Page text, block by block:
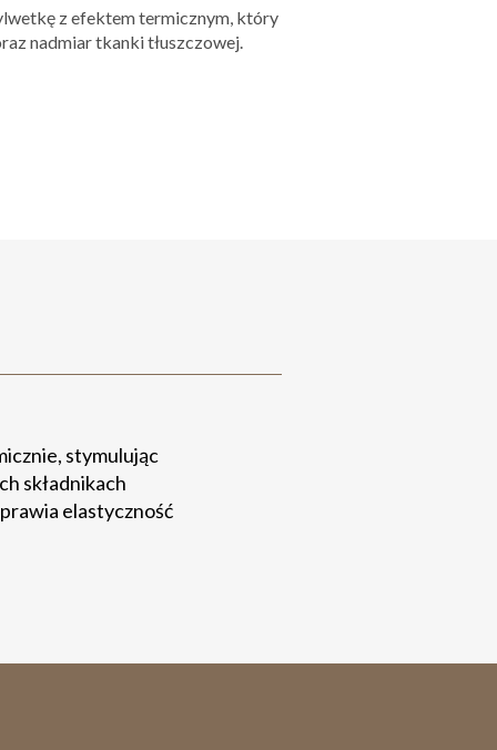
z efektem termicznym, który
nadmiar tkanki tłuszczowej.
stymulując
składnikach
elastyczność